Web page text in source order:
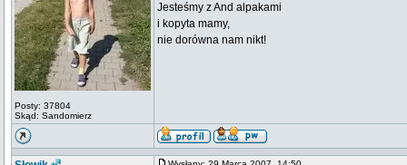
Posty: 37804
Skąd: Sandomierz
Jesteśmy z And alpakami
i kopyta mamy,
nie dorówna nam nikt!